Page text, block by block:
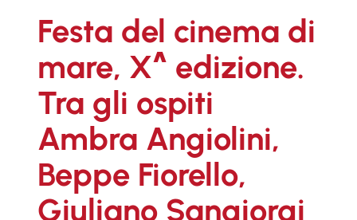
Festa del cinema di
mare, X^ edizione.
Tra gli ospiti
Ambra Angiolini,
Beppe Fiorello,
Giuliano Sangiorgi